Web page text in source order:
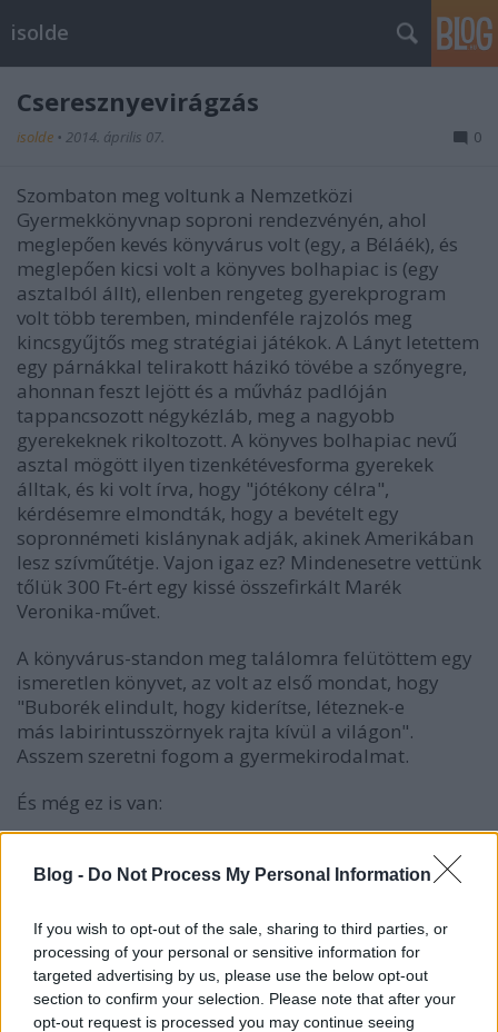
Blog - Do Not Process My Personal Information
If you wish to opt-out of the sale, sharing to third parties, or
processing of your personal or sensitive information for
targeted advertising by us, please use the below opt-out
section to confirm your selection. Please note that after your
opt-out request is processed you may continue seeing
isolde
Cseresznyevirágzás
isolde • 2014. április 07. 0
Szombaton meg voltunk a Nemzetközi
Gyermekkönyvnap soproni rendezvényén, ahol
meglepően kevés könyvárus volt (egy, a Béláék), és
meglepően kicsi volt a könyves bolhapiac is (egy
asztalból állt), ellenben rengeteg gyerekprogram
volt több teremben, mindenféle rajzolós meg
kincsgyűjtős meg stratégiai játékok. A Lányt letettem
egy párnákkal telirakott házikó tövébe a szőnyegre,
ahonnan feszt lejött és a művház padlóján
tappancsozott négykézláb, meg a nagyobb
gyerekeknek rikoltozott. A könyves bolhapiac nevű
asztal mögött ilyen tizenkétévesforma gyerekek
álltak, és ki volt írva, hogy "jótékony célra",
kérdésemre elmondták, hogy a bevételt egy
sopronnémeti kislánynak adják, akinek Amerikában
lesz szívműtétje. Vajon igaz ez? Mindenesetre vettünk
tőlük 300 Ft-ért egy kissé összefirkált Marék
Veronika-művet.
A könyvárus-standon meg találomra felütöttem egy
ismeretlen könyvet, az volt az első mondat, hogy
"Buborék elindult, hogy kiderítse, léteznek-e
más labirintusszörnyek rajta kívül a világon".
Asszem szeretni fogom a gyermekirodalmat.
És még ez is van: